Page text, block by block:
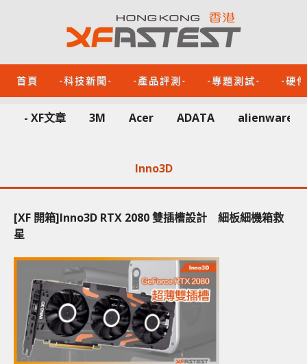
首頁 -科技新聞- -產品評測- -專題測試- -硬
- XF文章 3M Acer ADATA alienware
Inno3D
[XF 開箱]Inno3D RTX 2080 雙插槽設計 細板細機箱救
星